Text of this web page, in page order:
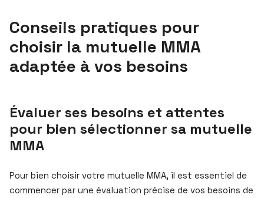
Conseils pratiques pour
choisir la mutuelle MMA
adaptée à vos besoins
Évaluer ses besoins et attentes
pour bien sélectionner sa mutuelle
MMA
Pour bien choisir votre mutuelle MMA, il est essentiel de
commencer par une évaluation précise de vos besoins de